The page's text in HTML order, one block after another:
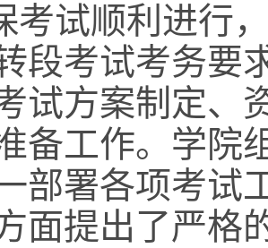
考试顺利进行
段考试考务要
试方案制定、
备工作。学院
部署各项考试
面提出了严格